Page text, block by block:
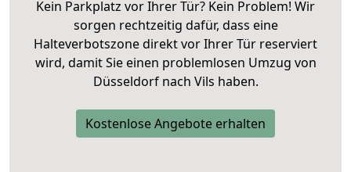
Kein Parkplatz vor Ihrer Tür? Kein Problem! Wir
sorgen rechtzeitig dafür, dass eine
Halteverbotszone direkt vor Ihrer Tür reserviert
wird, damit Sie einen problemlosen Umzug von
Düsseldorf nach Vils haben.
Kostenlose Angebote erhalten